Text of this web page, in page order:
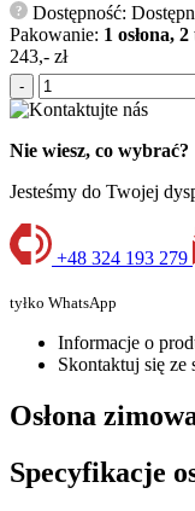
?
Dostępność:
Pakowanie: 1 osłona,
243,- zł
-
Nie wiesz, co wybrać?
Jesteśmy do Twojej
+48 324 193 279
tyłko WhatsApp
Informacje o
Skontaktuj się ze
Osłona
Specyfikacje